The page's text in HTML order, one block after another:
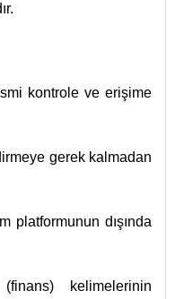
kontrole ve erişime
gerek kalmadan
platformunun dışında
kelimelerinin